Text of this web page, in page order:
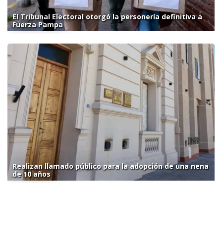
El Tribunal Electoral otorgó la personería definitiva a
Fuerza Pampa
Realizan llamado público para la adopción de una nena
de 10 años